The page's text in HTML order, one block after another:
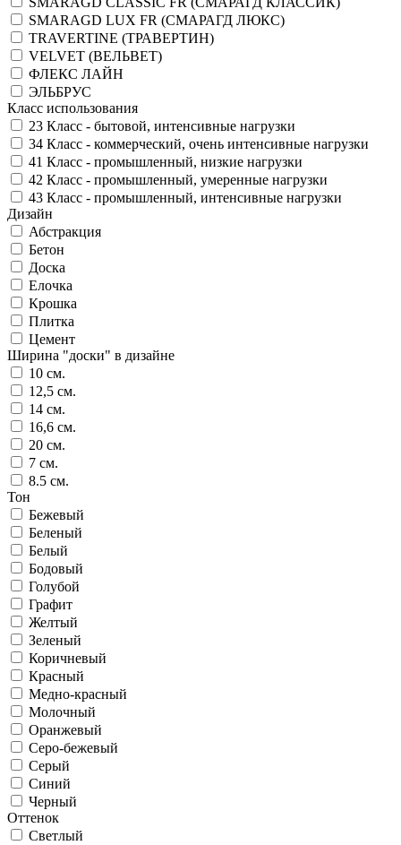
SMARAGD LUX FR (СМАРАГД ЛЮКС)
TRAVERTINE (ТРАВЕРТИН)
VELVET (ВЕЛЬВЕТ)
ФЛЕКС ЛАЙН
ЭЛЬБРУС
Класс использования
23 Класс - бытовой, интенсивные нагрузки
34 Класс - коммерческий, очень интенсивные нагрузки
41 Класс - промышленный, низкие нагрузки
42 Класс - промышленный, умеренные нагрузки
43 Класс - промышленный, интенсивные нагрузки
Дизайн
Абстракция
Бетон
Доска
Елочка
Крошка
Плитка
Цемент
Ширина "доски" в дизайне
10 см.
12,5 см.
14 см.
16,6 см.
20 см.
7 см.
8.5 см.
Тон
Бежевый
Беленый
Белый
Бодовый
Голубой
Графит
Желтый
Зеленый
Коричневый
Красный
Медно-красный
Молочный
Оранжевый
Серо-бежевый
Серый
Синий
Черный
Оттенок
Светлый